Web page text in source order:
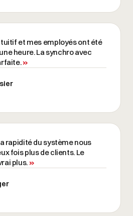
et mes employés ont été
heure. La synchro avec
»
rapidité du système nous
fois plus de clients. Le
plus.»